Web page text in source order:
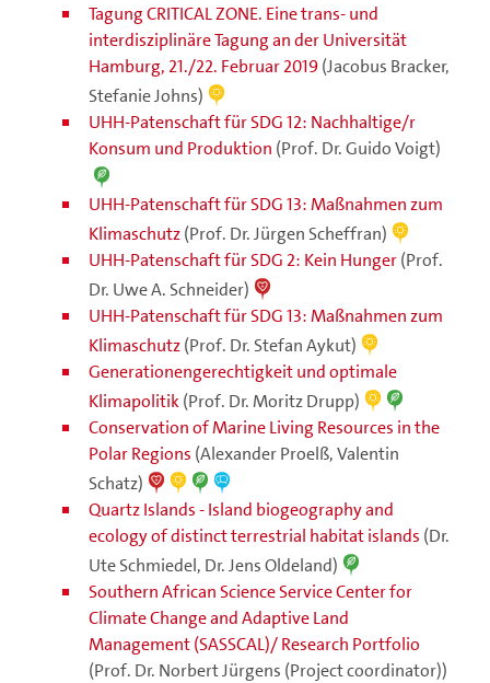
Tagung CRITICAL ZONE. Eine trans- und
interdisziplinäre Tagung an der Universität
Hamburg, 21./22. Februar 2019(Jacobus Bracker,
Stefanie Johns)
UHH-Patenschaft für SDG 12: Nachhaltige/r
Konsum und Produktion (Prof. Dr. Guido Voigt)
UHH-Patenschaft für SDG 13: Maßnahmen zum
Klimaschutz(Prof. Dr. Jürgen Scheffran)
UHH-Patenschaft für SDG 2: Kein Hunger(Prof.
Dr. Uwe A. Schneider)
UHH-Patenschaft für SDG 13: Maßnahmen zum
Klimaschutz(Prof. Dr. Stefan Aykut)
Generationengerechtigkeit und optimale
Klimapolitik(Prof. Dr. Moritz Drupp)
Conservation of Marine Living Resources in the
Polar Regions (Alexander Proelß, Valentin
Schatz)
Quartz Islands - Island biogeography and
ecology of distinct terrestrial habitat islands (Dr.
Ute Schmiedel, Dr. Jens Oldeland)
Southern African Science Service Center for
Climate Change and Adaptive Land
Management (SASSCAL)/ Research Portfolio
(Prof. Dr. Norbert Jürgens (Project coordinator))